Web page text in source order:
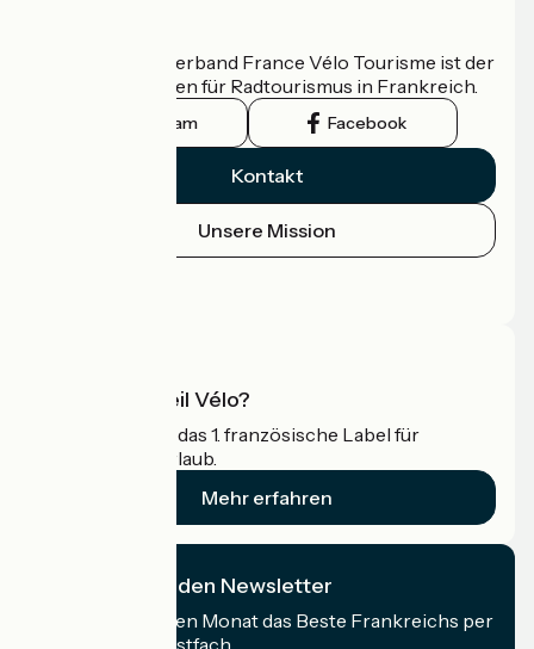
Der nationale Verband France Vélo Tourisme ist der
offizielle Leitfaden für Radtourismus in Frankreich.
Instagram Facebook
Kontakt
Unsere Mission
Was ist Accueil Vélo?
Accueil Vélo ist das 1. französische Label für
Radfahrer im Urlaub.
Mehr erfahren
Ich abonniere den Newsletter
Erhalten Sie jeden Monat das Beste Frankreichs per